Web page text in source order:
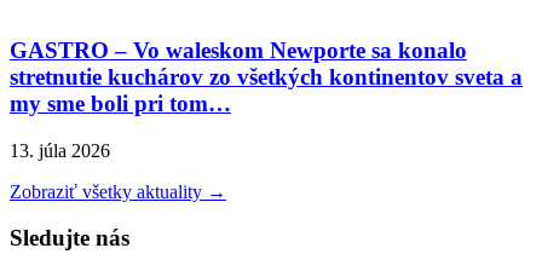
GASTRO – Vo waleskom Newporte sa konalo
stretnutie kuchárov zo všetkých kontinentov sveta a
my sme boli pri tom…
13. júla 2026
Zobraziť všetky aktuality →
Sledujte nás